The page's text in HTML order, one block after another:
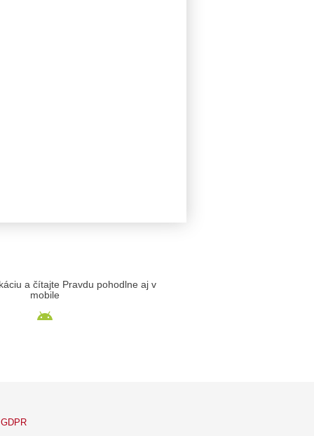
a čítajte Pravdu pohodlne aj v
mobile
GDPR